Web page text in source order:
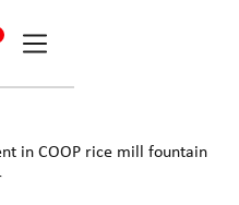
in COOP rice mill fountain